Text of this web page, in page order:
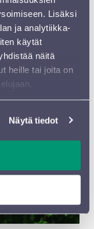
Lisäksi
ja analytiikka-
käytät
näitä
heille tai joita on
Näytä tiedot